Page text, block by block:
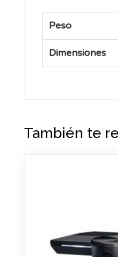
Peso
Dimensiones
También te